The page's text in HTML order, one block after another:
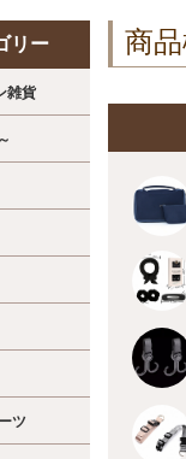
リー
雑貨
ツ
商